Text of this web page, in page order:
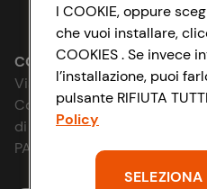
Impostazioni Cookie
Accessibilità
D&I e Parità di Genere
Strategia Fiscale
Lavora con noi
Le cooperative
News & Approfondimenti
Richiami prodotto
Whistleblowing
CONAD SOCIETÀ
Via Michelino, 59 | 40127
Codice Fiscale e Registro
di Bologna 00865960157
PARTITA IVA 03320960374
I COOKIE, oppure
che vuoi installare,
COOKIES . Se invece
l’installazione, puoi
pulsante RIFIUTA
Policy